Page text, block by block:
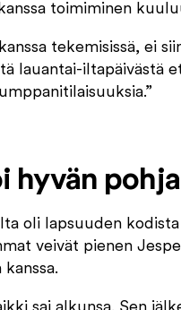
toimiminen
tekemisissä, ei
lauantai-iltapäivästä
hyvän
oli lapsuuden
veivät pienen